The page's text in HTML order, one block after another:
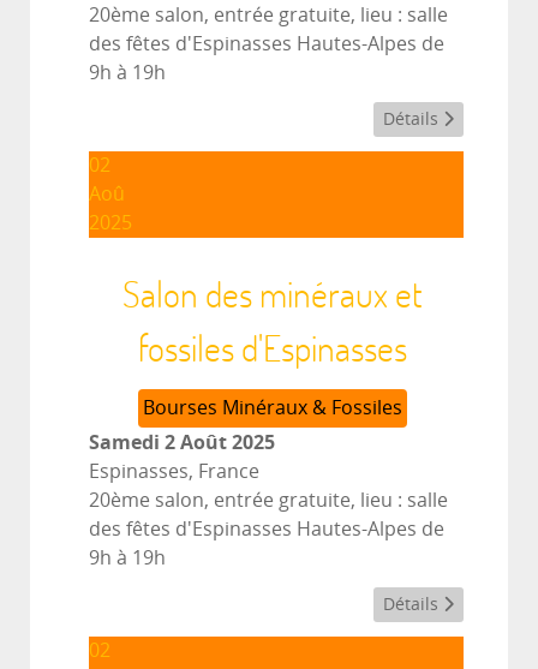
20ème salon, entrée gratuite, lieu : salle
des fêtes d'Espinasses Hautes-Alpes de
9h à 19h
Détails
02
Aoû
2025
Salon des minéraux et
fossiles d'Espinasses
Bourses Minéraux & Fossiles
Samedi 2 Août 2025
Espinasses, France
20ème salon, entrée gratuite, lieu : salle
des fêtes d'Espinasses Hautes-Alpes de
9h à 19h
Détails
02